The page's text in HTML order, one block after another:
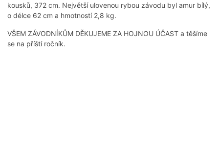
kousků, 372 cm. Největší ulovenou rybou závodu byl amur bílý,
o délce 62 cm a hmotností 2,8 kg.
VŠEM ZÁVODNÍKŮM DĚKUJEME ZA HOJNOU ÚČAST a těšíme
se na příští ročník.